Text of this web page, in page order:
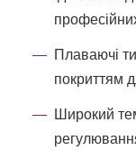
Плаваючі
покриттям
Широкий